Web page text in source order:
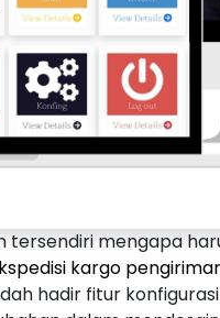
tersendiri mengapa
kargo
hadir fitur